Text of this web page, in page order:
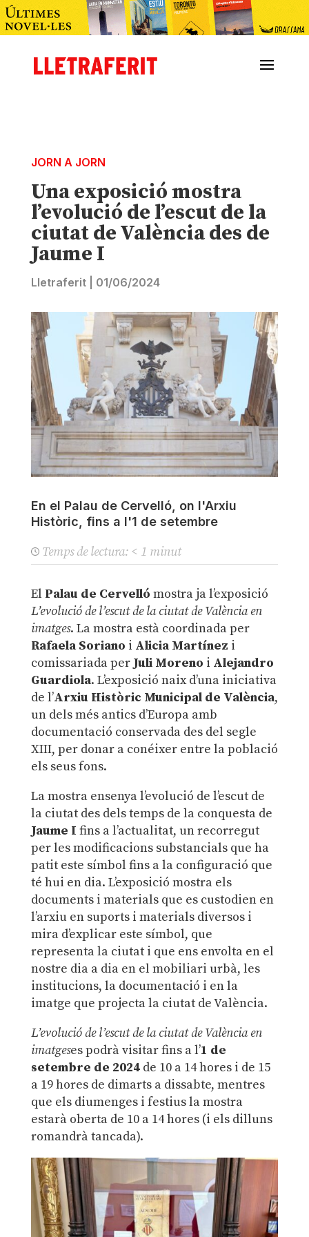
JORN A JORN
Una exposició mostra
l’evolució de l’escut de la
ciutat de València des de
Jaume I
Lletraferit| 01/06/2024
En el Palau de Cervelló, on l'Arxiu
Històric, fins a l'1 de setembre
Temps de lectura: < 1 minut
El Palau de Cervelló mostra ja l’exposició
L’evolució de l’escut de la ciutat de València en
imatges. La mostra està coordinada per
Rafaela Soriano i Alicia Martínez i
comissariada per Juli Moreno i Alejandro
Guardiola. L’exposició naix d’una iniciativa
de l’Arxiu Històric Municipal de València,
un dels més antics d’Europa amb
documentació conservada des del segle
XIII, per donar a conéixer entre la població
els seus fons.
La mostra ensenya l’evolució de l’escut de
la ciutat des dels temps de la conquesta de
Jaume I fins a l’actualitat, un recorregut
per les modificacions substancials que ha
patit este símbol fins a la configuració que
té hui en dia. L’exposició mostra els
documents i materials que es custodien en
l’arxiu en suports i materials diversos i
mira d’explicar este símbol, que
representa la ciutat i que ens envolta en el
nostre dia a dia en el mobiliari urbà, les
institucions, la documentació i en la
imatge que projecta la ciutat de València.
L’evolució de l’escut de la ciutat de València en
imatgeses podrà visitar fins a l’1 de
setembre de 2024de 10 a 14 hores i de 15
a 19 hores de dimarts a dissabte, mentres
que els diumenges i festius la mostra
estarà oberta de 10 a 14 hores (i els dilluns
romandrà tancada).